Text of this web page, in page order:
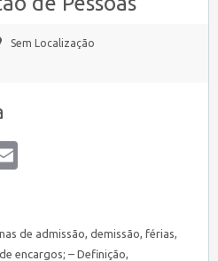
Sem Localização
de admissão, demissão, férias,
encargos; – Definição,